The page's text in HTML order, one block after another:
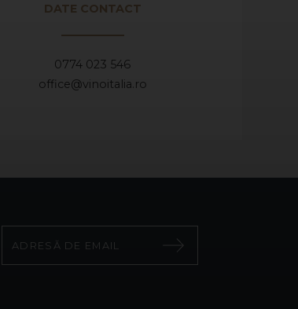
DATE CONTACT
0774 023 546
office@vinoitalia.ro